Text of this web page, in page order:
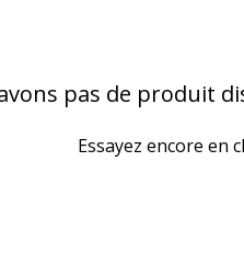
pas de produit
Essayez encore en